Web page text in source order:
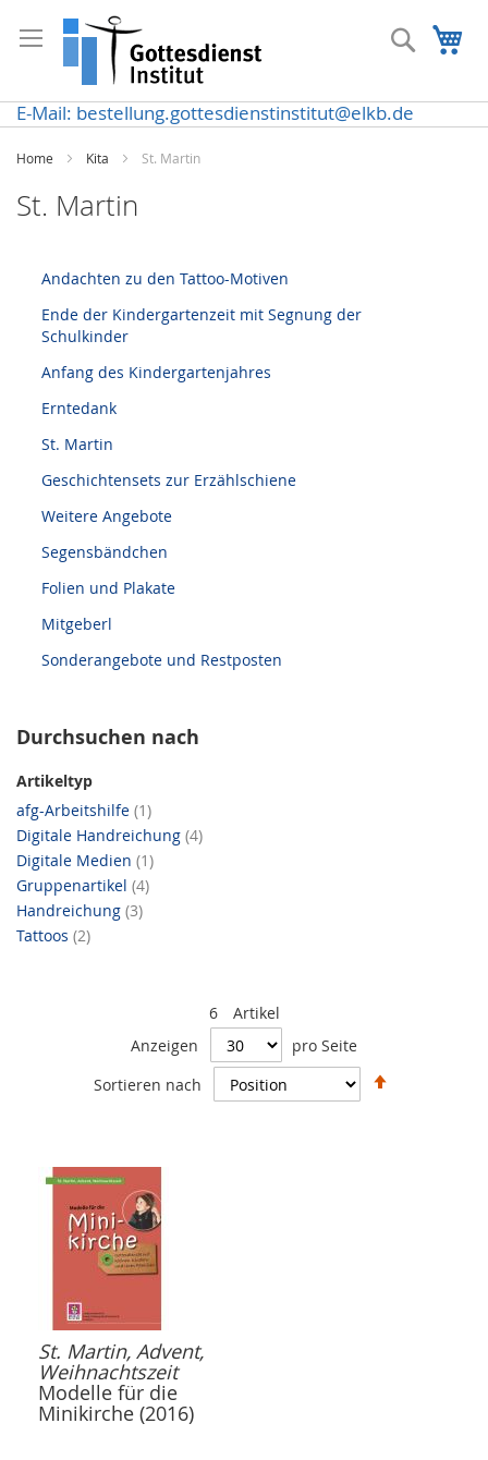
zum
Inhalt
Suche
E-Mail: bestellung.gottesdienstinstitut@elkb.de
Home Kita St. Martin
St. Martin
6
Artikel
Anzeigen
pro Seite
Sortieren nach
St. Martin, Advent,
Weihnachtszeit
Modelle für die
Minikirche (2016)
Andachten zu den Tattoo-Motiven
Ende der Kindergartenzeit mit Segnung der
Schulkinder
Anfang des Kindergartenjahres
Erntedank
St. Martin
Geschichtensets zur Erzählschiene
Weitere Angebote
Segensbändchen
Folien und Plakate
Mitgeberl
Sonderangebote und Restposten
Durchsuchen nach
Artikeltyp
afg-Arbeitshilfe 1Artikel
Digitale Handreichung 4Artikel
Digitale Medien 1Artikel
Gruppenartikel 4Artikel
Handreichung 3Artikel
Tattoos 2Artikel